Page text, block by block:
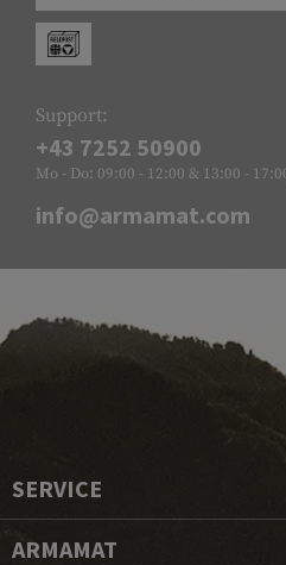
Support:
+43 7252 50900
Mo - Do: 09:00 - 12:00 & 13:00 -
info@armamat.com
SERVICE
ARMAMAT